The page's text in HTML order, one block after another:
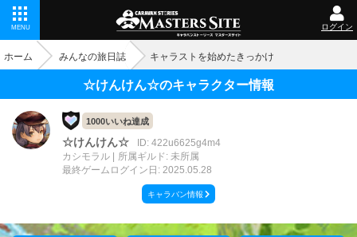
MENU ログイン
ホーム みんなの旅日誌 キャラストを始めたきっかけ
☆けんけん☆のキャラクター情報
1000いいね達成
☆けんけん☆
ID: 422u6625g4m4
カシモラル
所属ギルド: 未所属
最終ゲームログイン日: 2025.05.28
キャラバン情報